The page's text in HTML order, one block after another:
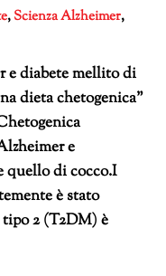
,ScienzaAlzheimer,
e diabete mellito di
dieta chetogenica”
e
quello di cocco.I
è stato
2 (T2DM) è